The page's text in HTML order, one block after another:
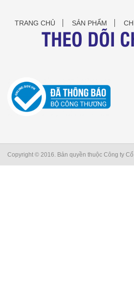
TRANG CHỦ SẢN PHẨM
THEO DÕI
Copyright © 2016. Bản quyền thuộc Công ty